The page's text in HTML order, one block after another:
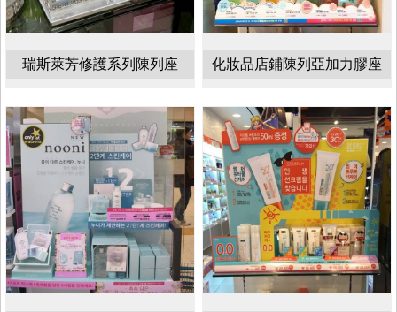
瑞斯萊芳修護系列陳列座 化妝品店鋪陳列亞加力膠座